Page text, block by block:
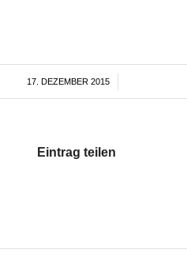
17. DEZEMBER 2015
/
Eintrag teilen